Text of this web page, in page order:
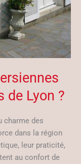
de Lyon ?
charme des
dans la région
leur praticité,
au confort de